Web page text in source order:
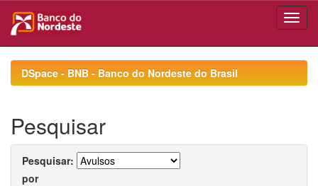
navigationDSpace - BNB - Banco do Nordeste do Brasil
Pesquisar
Pesquisar:
por